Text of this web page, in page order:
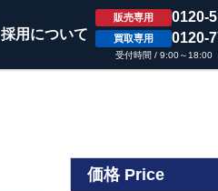
採用について
販売専用 0120-
買取専用 0120-
受付時間 / 9:00～18:00
価格Price